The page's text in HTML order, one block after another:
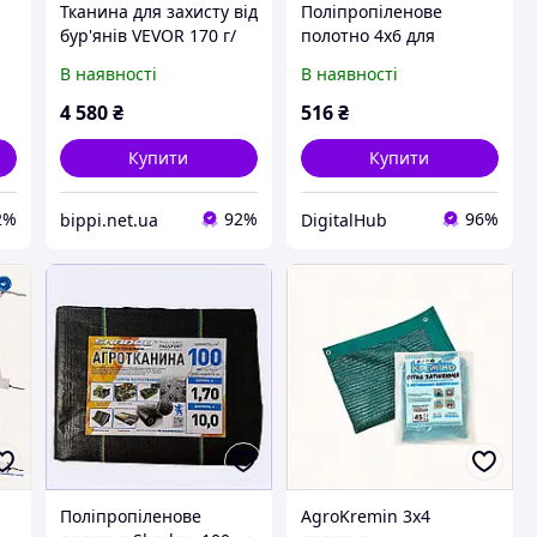
Тканина для захисту від
бур'янів VEVOR 170 г/
18,3 м,
поліпропіленова плівка
бур'янів,
В наявності
4 580 ₴
Купити
bippi.net.ua 92%
Поліпропіленове
полотно 4х6 для
K8509792C
В наявності
516₴
Купити
DigitalHub 96%
Поліпропіленове
AgroKremіn 3х4